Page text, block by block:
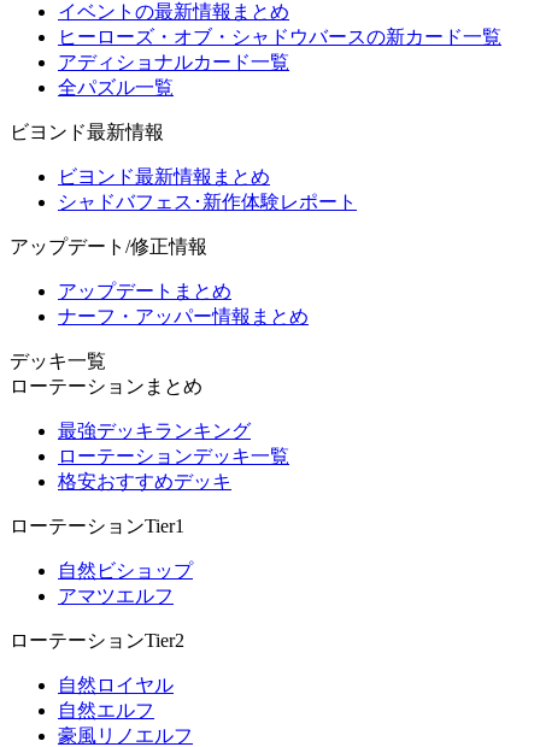
イベントの最新情報まとめ
ヒーローズ・オブ・シャドウバースの新カード一覧
アディショナルカード一覧
全パズル一覧
ビヨンド最新情報
ビヨンド最新情報まとめ
シャドバフェス･新作体験レポート
アップデート/修正情報
アップデートまとめ
ナーフ・アッパー情報まとめ
デッキ一覧
ローテーションまとめ
最強デッキランキング
ローテーションデッキ一覧
格安おすすめデッキ
ローテーションTier1
自然ビショップ
アマツエルフ
ローテーションTier2
自然ロイヤル
自然エルフ
豪風リノエルフ